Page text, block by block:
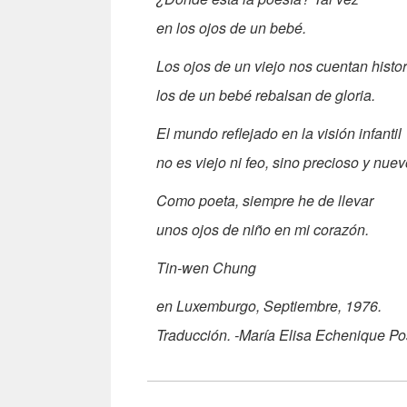
en los ojos de un bebé.
Los ojos de un viejo nos cuentan
los de un bebé rebalsan de gloria.
El mundo reflejado en la visión infantil
no es viejo ni feo, sino precioso y
Como poeta, siempre he de llevar
unos ojos de niño en mi corazón.
Tin-wen Chung
en Luxemburgo, Septiembre, 1976.
Traducción. -María Elisa Echenique